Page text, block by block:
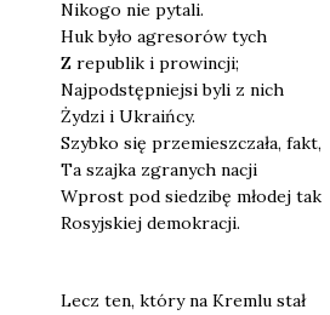
Niko­go nie pyta­li.
Huk było agre­so­rów tych
Z repu­blik i pro­win­cji;
Naj­pod­stęp­niej­si byli z nich
Żydzi i Ukra­iń­cy.
Szyb­ko się prze­miesz­cza­ła, fakt,
Ta szaj­ka zgra­nych nacji
Wprost pod sie­dzi­bę mło­dej tak
Rosyj­skiej demo­kra­cji.
Lecz ten, któ­ry na Krem­lu stał